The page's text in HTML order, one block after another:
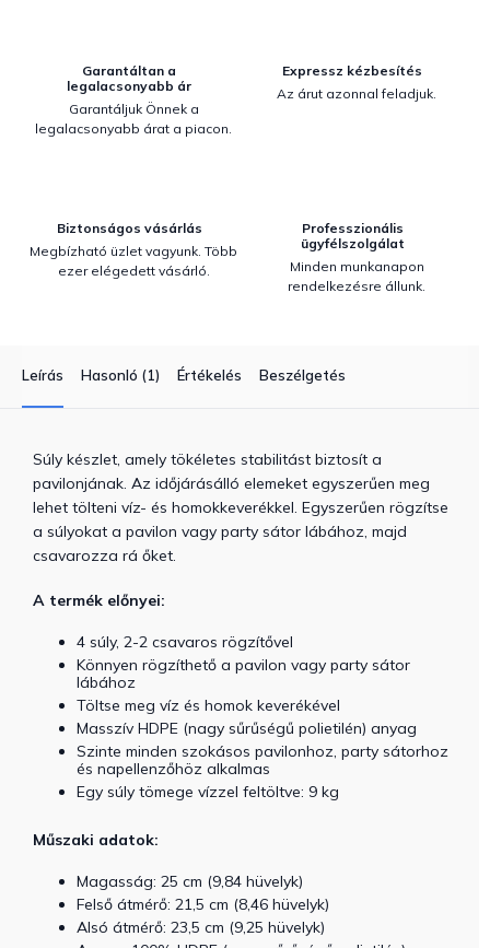
Garantáltan a
legalacsonyabb ár
Garantáljuk Önnek a
legalacsonyabb árat a piacon.
Expressz kézbesítés
Az árut azonnal feladjuk.
Biztonságos vásárlás
Megbízható üzlet vagyunk. Több
ezer elégedett vásárló.
Professzionális
ügyfélszolgálat
Minden munkanapon
rendelkezésre állunk.
Leírás Hasonló (1) Értékelés Beszélgetés
Súly készlet, amely tökéletes stabilitást biztosít a
pavilonjának. Az időjárásálló elemeket egyszerűen meg
lehet tölteni víz- és homokkeverékkel. Egyszerűen rögzítse
a súlyokat a pavilon vagy party sátor lábához, majd
csavarozza rá őket.
A termék előnyei:
4 súly, 2-2 csavaros rögzítővel
Könnyen rögzíthető a pavilon vagy party sátor
lábához
Töltse meg víz és homok keverékével
Masszív HDPE (nagy sűrűségű polietilén) anyag
Szinte minden szokásos pavilonhoz, party sátorhoz
és napellenzőhöz alkalmas
Egy súly tömege vízzel feltöltve: 9 kg
Műszaki adatok:
Magasság: 25 cm (9,84 hüvelyk)
Felső átmérő: 21,5 cm (8,46 hüvelyk)
Alsó átmérő: 23,5 cm (9,25 hüvelyk)